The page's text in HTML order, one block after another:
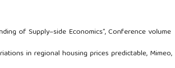
of Supply–side Economics”, Conference volume
in regional housing prices predictable, Mimeo,